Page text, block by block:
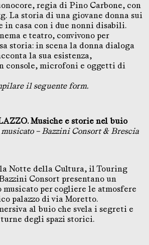
regia di Pino Carbone, con
La storia di una giovane donna sui
in casa con i due nonni disabili.
e teatro, convivono per
storia: in scena la donna dialoga
la sua esistenza,
console, microfoni e oggetti di
il seguenteform.
Musiche e storie nel buio
– Bazzini Consort & Brescia
Notte della Cultura, il Touring
Consort presentano un
per cogliere le atmosfere
palazzo di via Moretto.
al buio che svela i segreti e
degli spazi storici.